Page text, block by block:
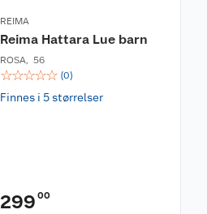
REIMA
Reima Hattara Lue barn
ROSA, 56
☆☆☆☆☆ (0)
Finnes i 5 størrelser
299 00